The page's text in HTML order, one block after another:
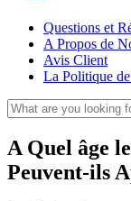
Questions et
A Propos de
Avis Client
La Politique
A Quel âge
Peuvent-ils